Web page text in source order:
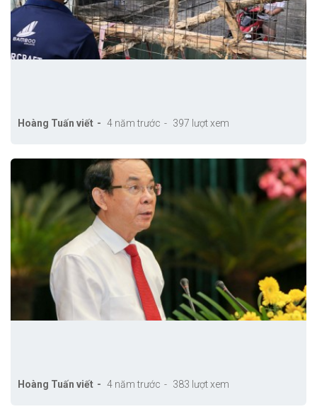
Hoàng Tuấn viết 4 năm trước 397 lượt xem
Hoàng Tuấn viết 4 năm trước 383 lượt xem